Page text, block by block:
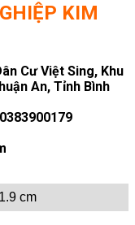
KIM
Cư Việt Sing, Khu
An, Tỉnh Bình
cm